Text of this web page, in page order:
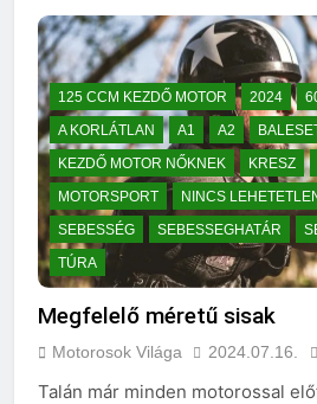
125 CCM KEZDŐ MOTOR 2024
A KORLÁTLAN
A1 A2
KEZDŐ MOTOR NŐKNEK
KRESZ
MOTORSPORT
NINCS
SEBESSÉG
SEBESSEGHATÁR
TÚRA
Megfelelő méretű sisak
Motorosok Világa 2024.07.16.
Talán már minden motorossal